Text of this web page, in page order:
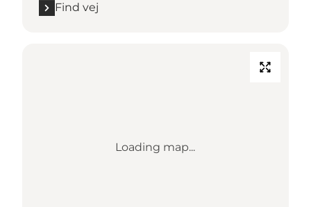
Find vej
Loading map...